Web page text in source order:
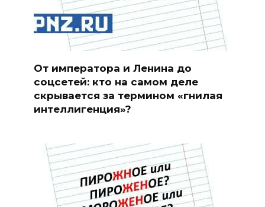
От императора и Ленина до
соцсетей: кто на самом деле
скрывается за термином «гнилая
интеллигенция»?